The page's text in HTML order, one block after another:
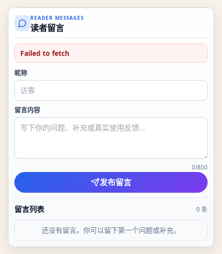
READER MESSAGES
读者留言
Failed to fetch
昵称
留言内容
0/800
发布留言
留言列表 0条
还没有留言。你可以留下第一个问题或补充。